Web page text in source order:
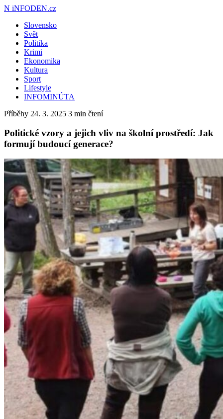
N iNFODEN.cz
Slovensko
Svět
Politika
Krimi
Ekonomika
Kultura
Sport
Lifestyle
INFOMINÚTA
Příběhy 24. 3. 2025 3 min čtení
Politické vzory a jejich vliv na školní prostředí: Jak
formují budoucí generace?